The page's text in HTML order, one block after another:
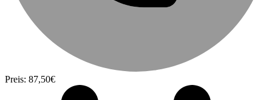
Preis: 87,50€